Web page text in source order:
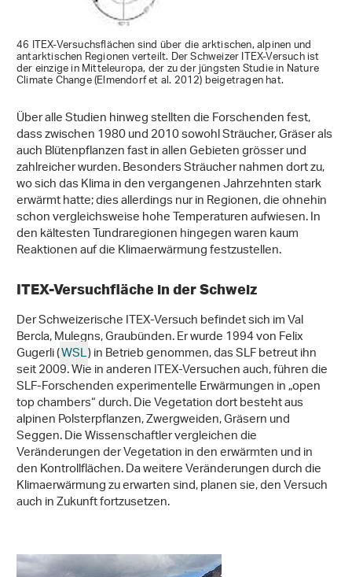
46 ITEX-Versuchsflächen sind über die arktischen, alpinen und
antarktischen Regionen verteilt. Der Schweizer ITEX-Versuch ist
der einzige in Mitteleuropa, der zu der jüngsten Studie in Nature
Climate Change (Elmendorf et al. 2012) beigetragen hat.
Über alle Studien hinweg stellten die Forschenden fest,
dass zwischen 1980 und 2010 sowohl Sträucher, Gräser als
auch Blütenpflanzen fast in allen Gebieten grösser und
zahlreicher wurden. Besonders Sträucher nahmen dort zu,
wo sich das Klima in den vergangenen Jahrzehnten stark
erwärmt hatte; dies allerdings nur in Regionen, die ohnehin
schon vergleichsweise hohe Temperaturen aufwiesen. In
den kältesten Tundraregionen hingegen waren kaum
Reaktionen auf die Klimaerwärmung festzustellen.
ITEX-Versuchfläche in der Schweiz
Der Schweizerische ITEX-Versuch befindet sich im Val
Bercla, Mulegns, Graubünden. Er wurde 1994 von Felix
Gugerli (WSL) in Betrieb genommen, das SLF betreut ihn
seit 2009. Wie in anderen ITEX-Versuchen auch, führen die
SLF-Forschenden experimentelle Erwärmungen in „open
top chambers“ durch. Die Vegetation dort besteht aus
alpinen Polsterpflanzen, Zwergweiden, Gräsern und
Seggen. Die Wissenschaftler vergleichen die
Veränderungen der Vegetation in den erwärmten und in
den Kontrollflächen. Da weitere Veränderungen durch die
Klimaerwärmung zu erwarten sind, planen sie, den Versuch
auch in Zukunft fortzusetzen.